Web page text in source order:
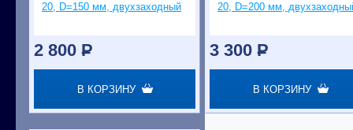
20, D=150 мм, двухзаходный
2 800 P
В КОРЗИНУ
20, D=200 мм,
3 300 P
В КОРЗИНУ